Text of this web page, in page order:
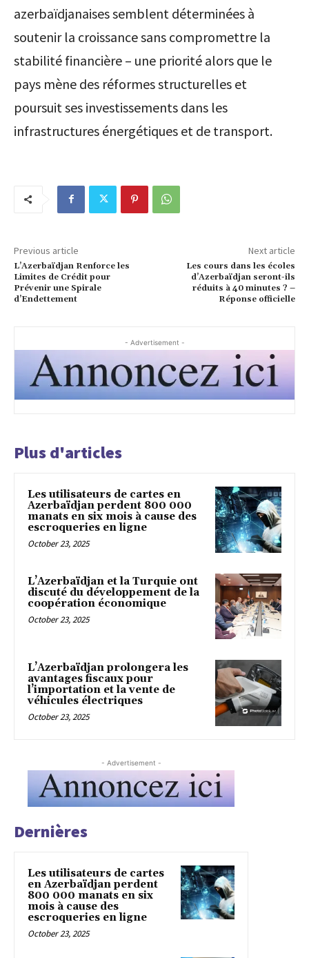
azerbaïdjanaises semblent déterminées à
soutenir la croissance sans compromettre la
stabilité financière – une priorité alors que le
pays mène des réformes structurelles et
poursuit ses investissements dans les
infrastructures énergétiques et de transport.
Previous article
L’Azerbaïdjan Renforce les
Limites de Crédit pour
Prévenir une Spirale
d’Endettement
Next article
Les cours dans les écoles
d’Azerbaïdjan seront-ils
réduits à 40 minutes ? –
Réponse officielle
- Advertisement -
Plus d'articles
Les utilisateurs de cartes en
Azerbaïdjan perdent 800 000
manats en six mois à cause des
escroqueries en ligne
October 23, 2025
L’Azerbaïdjan et la Turquie ont
discuté du développement de la
coopération économique
October 23, 2025
L’Azerbaïdjan prolongera les
avantages fiscaux pour
l’importation et la vente de
véhicules électriques
October 23, 2025
- Advertisement -
Dernières
Les utilisateurs de cartes
en Azerbaïdjan perdent
800 000 manats en six
mois à cause des
escroqueries en ligne
October 23, 2025